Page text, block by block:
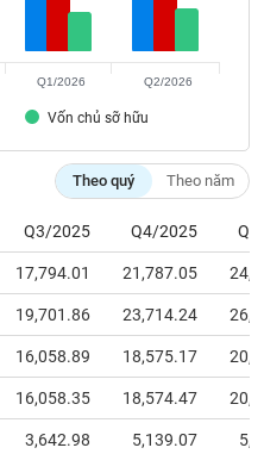
Vốn chủ sỡ hữu
Q1/2026 Q2/2026
Theo quý Theo năm
Q3/2025 Q4/2025
17,794.01 21,787.05
19,701.86 23,714.24
16,058.89 18,575.17
16,058.35 18,574.47
3,642.98 5,139.07